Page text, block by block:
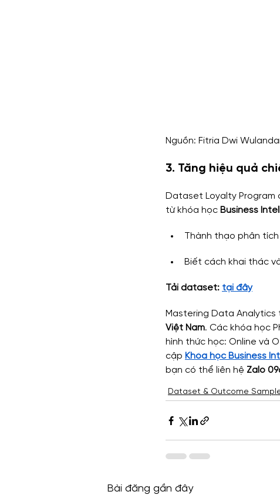
Nguồn: Fitria Dwi
3. Tăng hiệu quả
Dataset Loyalty Program
từ khóa học Business
Thành thạo phân
Biết cách khai thác
Tải dataset: tại đây
Mastering Data Analytics
Việt Nam. Các khóa học
hình thức học: Online và
cập Khóa học Business
bạn có thể liên hệ Zalo
Dataset & Outcome
Bài đăng gần đây